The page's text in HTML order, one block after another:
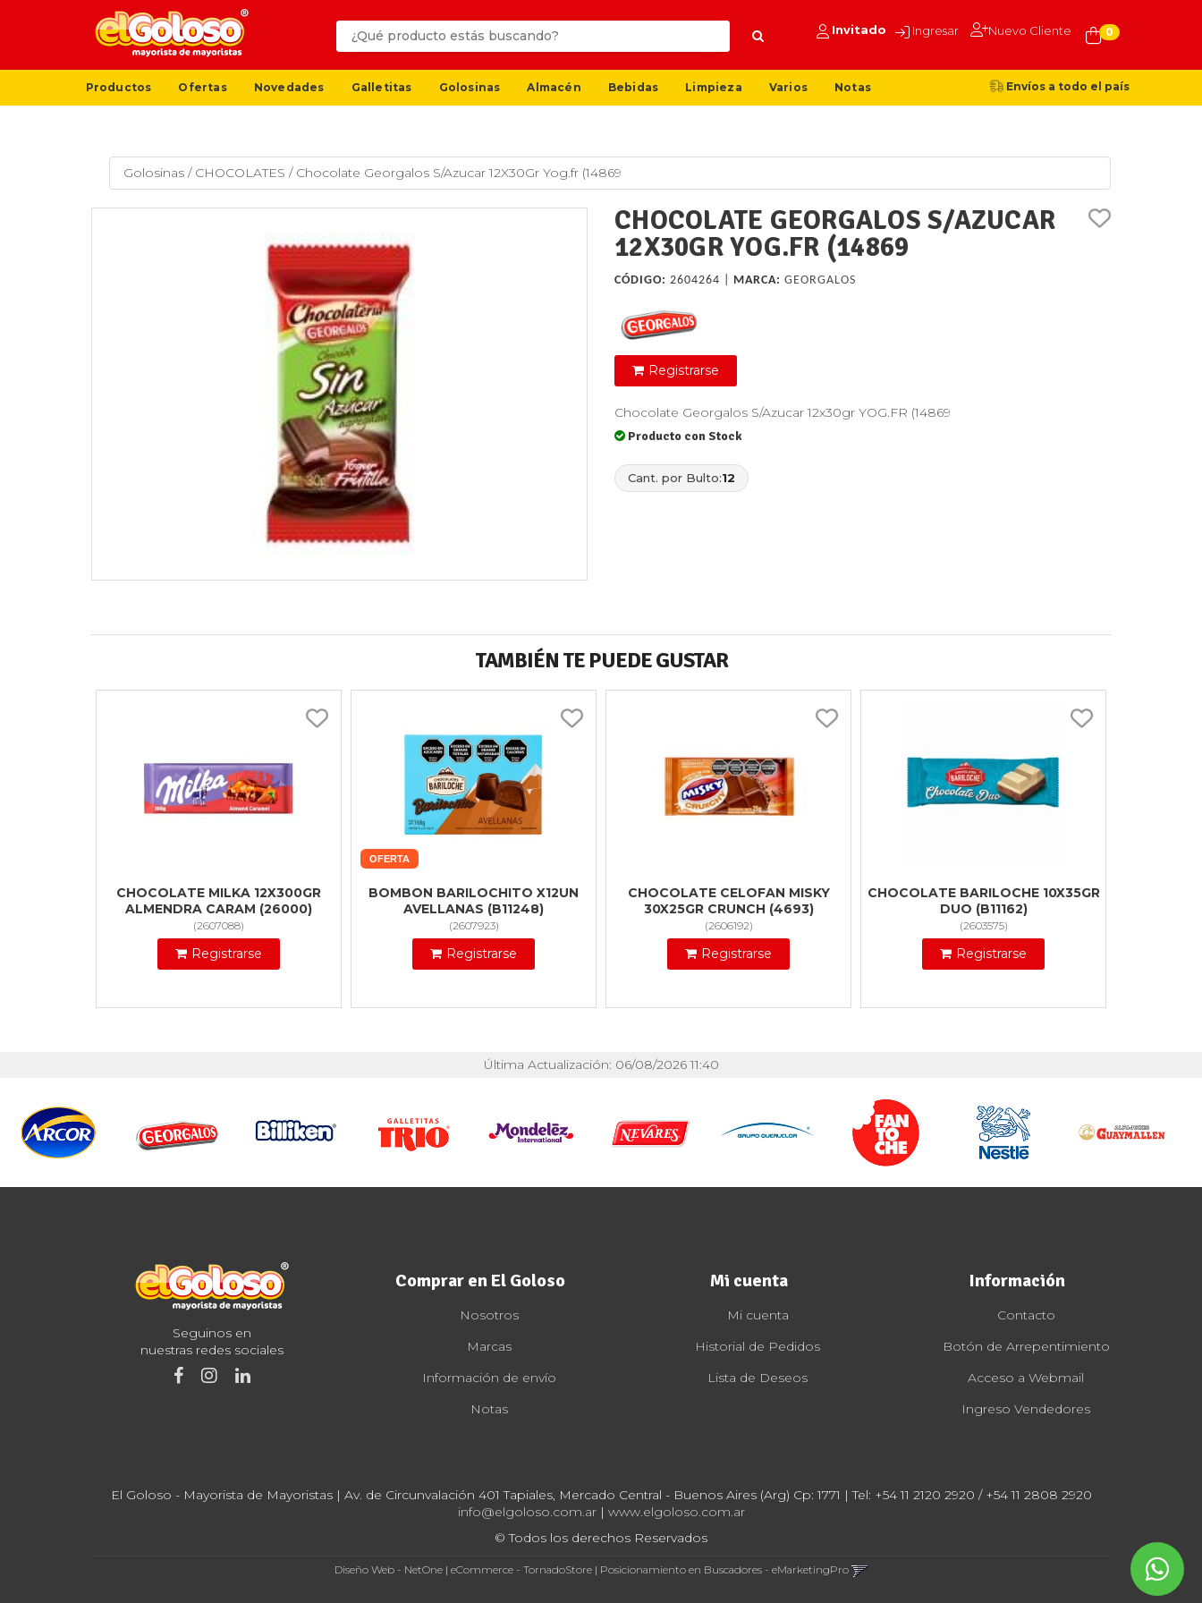
Invitado Ingresar Nuevo Cliente 0
Productos Ofertas Novedades Galletitas Golosinas Almacén Bebidas Limpieza Varios Notas Envíos a todo el país
Golosinas / CHOCOLATES / Chocolate Georgalos S/Azucar 12X30Gr Yog.fr (14869
CHOCOLATE GEORGALOS S/AZUCAR
12X30GR YOG.FR (14869
CÓDIGO: 2604264 | MARCA: GEORGALOS
Registrarse
Chocolate Georgalos S/Azucar 12x30gr YOG.FR (14869
Producto con Stock
Cant. por Bulto:12
TAMBIÉN TE PUEDE GUSTAR
CHOCOLATE MILKA 12X300GR
ALMENDRA CARAM (26000)
(2607088)
Registrarse
OFERTA
BOMBON BARILOCHITO X12UN
AVELLANAS (B11248)
(2607923)
Registrarse
CHOCOLATE CELOFAN MISKY
30X25GR CRUNCH (4693)
(2606192)
Registrarse
CHOCOLATE BARILOCHE 10X35GR
DUO (B11162)
(2603575)
Registrarse
Última Actualización: 06/08/2026 11:40
Seguinos en
nuestras redes sociales
Comprar en El Goloso
Nosotros
Marcas
Información de envío
Notas
Mi cuenta
Mi cuenta
Historial de Pedidos
Lista de Deseos
Información
Contacto
Botón de Arrepentimiento
Acceso a Webmail
Ingreso Vendedores
El Goloso - Mayorista de Mayoristas | Av. de Circunvalación 401 Tapiales, Mercado Central - Buenos Aires (Arg) Cp: 1771 | Tel: +54 11 2120 2920 / +54 11 2808 2920
info@elgoloso.com.ar| www.elgoloso.com.ar
© Todos los derechos Reservados
Diseño Web - NetOne| eCommerce - TornadoStore| Posicionamiento en Buscadores - eMarketingPro